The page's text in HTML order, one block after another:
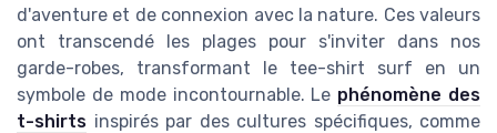
d'aventure et de connexion avec la nature. Ces valeurs
ont transcendé les plages pour s'inviter dans nos
garde-robes, transformant le tee-shirt surf en un
symbole de mode incontournable. Le phénomène des
t-shirts inspirés par des cultures spécifiques, comme